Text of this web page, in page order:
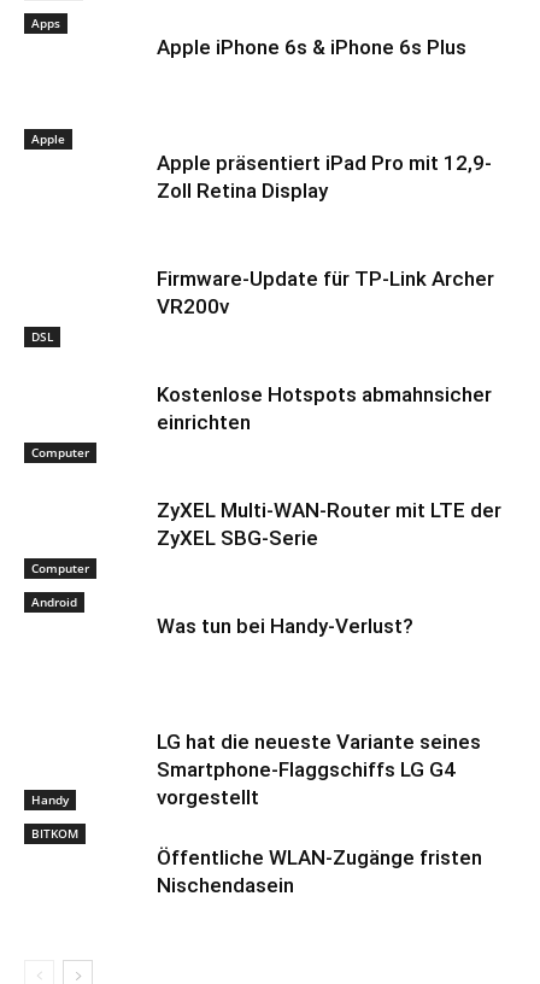
Apps
Apple iPhone 6s & iPhone 6s Plus
Apple
Apple präsentiert iPad Pro mit 12,9-
Zoll Retina Display
DSL
Firmware-Update für TP-Link Archer
VR200v
Computer
Kostenlose Hotspots abmahnsicher
einrichten
Computer
ZyXEL Multi-WAN-Router mit LTE der
ZyXEL SBG-Serie
Android
Was tun bei Handy-Verlust?
Handy
LG hat die neueste Variante seines
Smartphone-Flaggschiffs LG G4
vorgestellt
BITKOM
Öffentliche WLAN-Zugänge fristen
Nischendasein